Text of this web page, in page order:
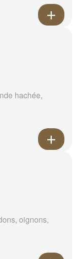
hachée,
oignons,